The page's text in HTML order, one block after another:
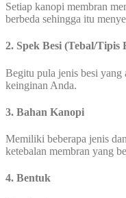
Setiap kanopi membran
berbeda sehingga itu
2. Spek Besi (Tebal/Tipis
Begitu pula jenis besi yang
keinginan Anda.
3. Bahan Kanopi
Memiliki beberapa jenis
ketebalan membran yang
4. Bentuk